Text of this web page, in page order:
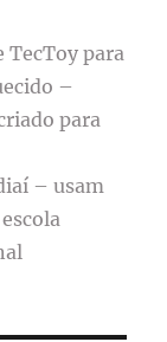
TecToy para
–
para
– usam